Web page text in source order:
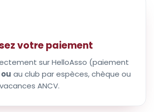
votre paiement
sur HelloAsso (paiement
ou au club par espèces, chèque ou
ANCV.